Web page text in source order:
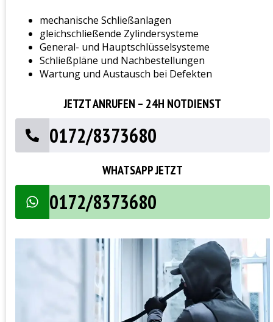
mechanische Schließanlagen
gleichschließende Zylindersysteme
General- und Hauptschlüsselsysteme
Schließpläne und Nachbestellungen
Wartung und Austausch bei Defekten
JETZT ANRUFEN – 24H NOTDIENST
0172/8373680
WHATSAPP JETZT
0172/8373680